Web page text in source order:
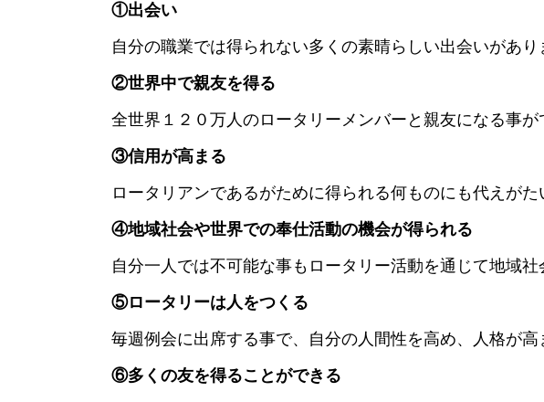
①出会い
自分の職業では得られない多くの素晴らしい出会いがあり
②世界中で親友を得る
全世界１２０万人のロータリーメンバーと親友になる事が
③信用が高まる
ロータリアンであるがために得られる何ものにも代えが
④地域社会や世界での奉仕活動の機会が得られる
自分一人では不可能な事もロータリー活動を通じて地域
⑤ロータリーは人をつくる
毎週例会に出席する事で、自分の人間性を高め、人格が高
⑥多くの友を得ることができる